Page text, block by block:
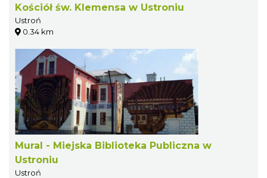
Kościół św. Klemensa w Ustroniu
Ustroń
0.34 km
Mural - Miejska Biblioteka Publiczna w
Ustroniu
Ustroń